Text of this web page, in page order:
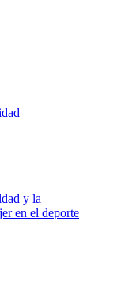
y la
en el deporte